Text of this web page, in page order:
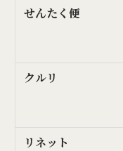
せんたく便
クルリ
リネット